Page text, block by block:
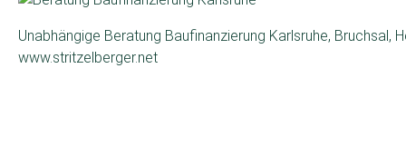
Unabhängige Beratung Baufinanzierung Karlsruhe, Bruchsal,
www.stritzelberger.net